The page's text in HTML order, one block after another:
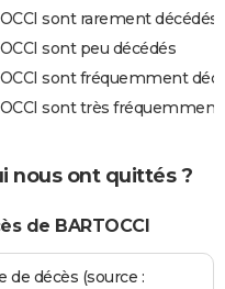
sont rarement décédés
sont peu décédés
sont fréquemment
sont très fréquemment
nous ont quittés ?
de BARTOCCI
décès (source :